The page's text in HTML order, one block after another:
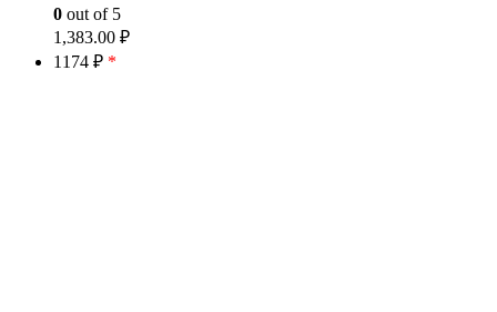
0 out of 5
1,383.00 ₽
1174 ₽ *